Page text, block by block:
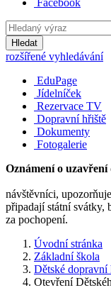
Facebook
Hledat
rozšířené vyhledávání
EduPage
Jídelníček
Rezervace TV
Dopravní hřiště
Dokumenty
Fotogalerie
Oznámení o
návštěvníci,
připadají státní svátky,
za pochopení.
Úvodní stránka
Základní škola
Dětské dopravní
Otevření